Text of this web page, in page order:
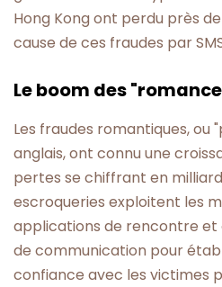
Hong Kong ont perdu près
cause de ces fraudes par
Le boom des
Les fraudes romantiques, ou
anglais, ont connu une
pertes se chiffrant en
escroqueries exploitent les
applications de rencontre
de communication pour
confiance avec les victimes